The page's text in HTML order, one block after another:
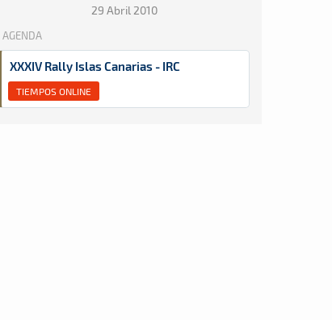
29 Abril 2010
AGENDA
XXXIV Rally Islas Canarias - IRC
TIEMPOS ONLINE